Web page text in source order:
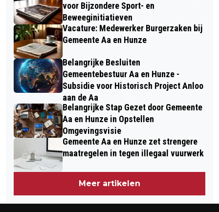
voor Bijzondere Sport- en
Beweeginitiatieven
Vacature: Medewerker Burgerzaken bij
Gemeente Aa en Hunze
Belangrijke Besluiten
Gemeentebestuur Aa en Hunze -
Subsidie voor Historisch Project Anloo
aan de Aa
Belangrijke Stap Gezet door Gemeente
Aa en Hunze in Opstellen
Omgevingsvisie
Gemeente Aa en Hunze zet strengere
maatregelen in tegen illegaal vuurwerk
Meer artikelen